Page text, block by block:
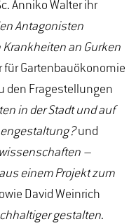
Anniko Walter ihr
Antagonisten
an Gurken
für Gartenbauökonomie
den Fragestellungen
in der Stadt und auf
und
–
einem Projekt zum
David Weinrich
gestalten.